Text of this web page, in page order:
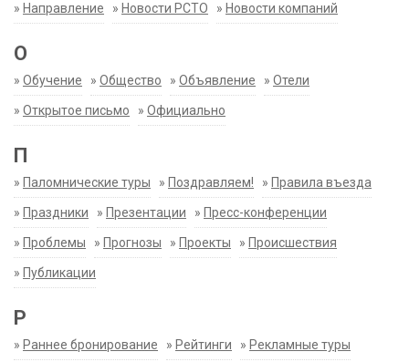
» Направление » Новости РСТО » Новости компаний
О
» Обучение » Общество » Объявление » Отели
» Открытое письмо » Официально
П
» Паломнические туры » Поздравляем! » Правила въезда
» Праздники » Презентации » Пресс-конференции
» Проблемы » Прогнозы » Проекты » Происшествия
» Публикации
Р
» Раннее бронирование » Рейтинги » Рекламные туры